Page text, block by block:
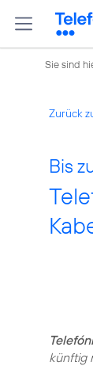
Sie sind
Zurück
Bis
künftig